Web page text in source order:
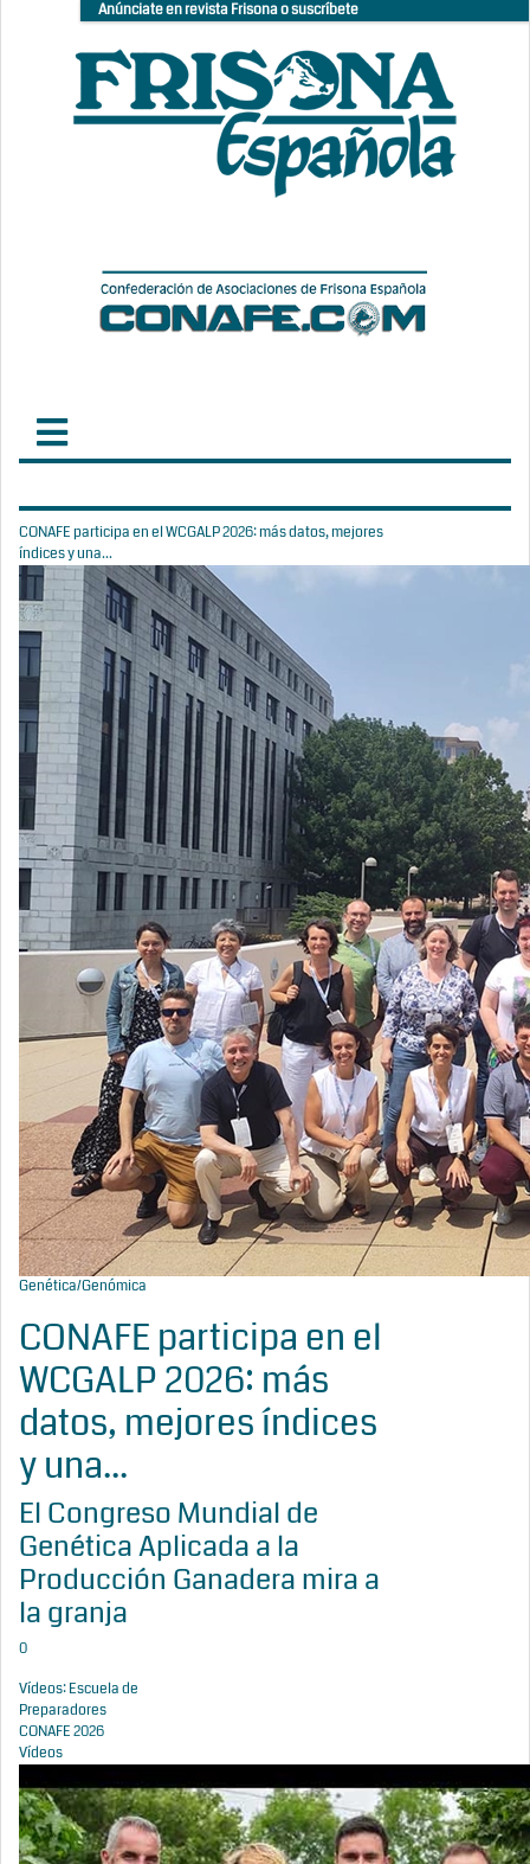
Anúnciate en revista Frisona o suscríbete
CONAFE participa en el WCGALP 2026: más datos, mejores
índices y una...
Genética/Genómica
CONAFE participa en el
WCGALP 2026: más
datos, mejores índices
y una...
El Congreso Mundial de
Genética Aplicada a la
Producción Ganadera mira a
la granja
0
Vídeos: Escuela de
Preparadores
CONAFE 2026
Vídeos